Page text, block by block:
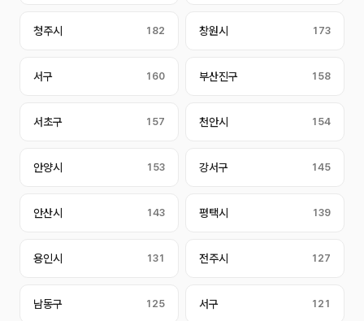
청주시 182 창원시 173
서구 160 부산진구 158
서초구 157 천안시 154
안양시 153 강서구 145
안산시 143 평택시 139
용인시 131 전주시 127
남동구 125 서구 121